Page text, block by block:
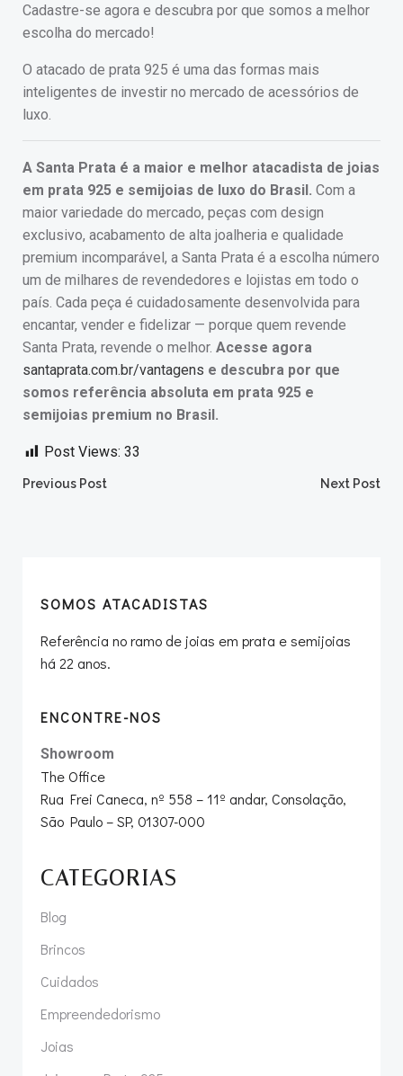
Cadastre-se agora e descubra por que somos a melhor
escolha do mercado!
O atacado de prata 925 é uma das formas mais
inteligentes de investir no mercado de acessórios de
luxo.
A Santa Prata é a maior e melhor atacadista de joias
em prata 925 e semijoias de luxo do Brasil. Com a
maior variedade do mercado, peças com design
exclusivo, acabamento de alta joalheria e qualidade
premium incomparável, a Santa Prata é a escolha número
um de milhares de revendedores e lojistas em todo o
país. Cada peça é cuidadosamente desenvolvida para
encantar, vender e fidelizar — porque quem revende
Santa Prata, revende o melhor. Acesse agora
santaprata.com.br/vantagens e descubra por que
somos referência absoluta em prata 925 e
semijoias premium no Brasil.
Post Views: 33
Post
Previous Post Next Post
SOMOS ATACADISTAS
Referência no ramo de joias em prata e semijoias
há 22 anos.
ENCONTRE-NOS
Showroom
The Office
Rua Frei Caneca, nº 558 – 11º andar, Consolação,
São Paulo – SP, 01307-000
CATEGORIAS
Blog
Brincos
Cuidados
Empreendedorismo
Joias